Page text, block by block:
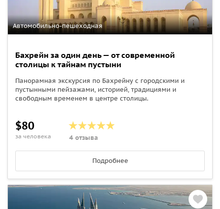
Автомобильно-пешеходная
Бахрейн за один день — от современной
столицы к тайнам пустыни
Панорамная экскурсия по Бахрейну с городскими и
пустынными пейзажами, историей, традициями и
свободным временем в центре столицы.
$80
за человека 4 отзыва
Подробнее